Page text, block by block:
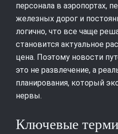
персонала в аэропортах,
железных дорог и
логично, что все чаще
становится актуальное
цена. Поэтому новости
это не развлечение, а
планирования, который
нервы.
Ключевые